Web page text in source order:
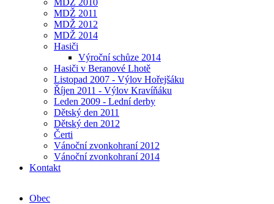
MDŽ 2010
MDŽ 2011
MDŽ 2012
MDŽ 2014
Hasiči
Výroční schůze 2014
Hasiči v Beranové Lhotě
Listopad 2007 - Výlov Hořejšáku
Říjen 2011 - Výlov Kravíňáku
Leden 2009 - Lední derby
Dětský den 2011
Dětský den 2012
Čerti
Vánoční zvonkohraní 2012
Vánoční zvonkohraní 2014
Kontakt
Obec